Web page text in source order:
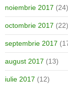
noiembrie 2017 (24)
octombrie 2017 (22)
septembrie 2017
august 2017 (13)
iulie 2017 (12)